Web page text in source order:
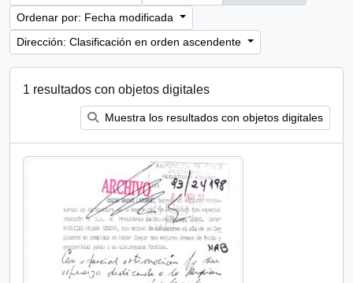
Ordenar por: Fecha modificada
Dirección: Clasificación en orden ascendente
1 resultados con objetos digitales
Muestra los resultados con objetos digitales